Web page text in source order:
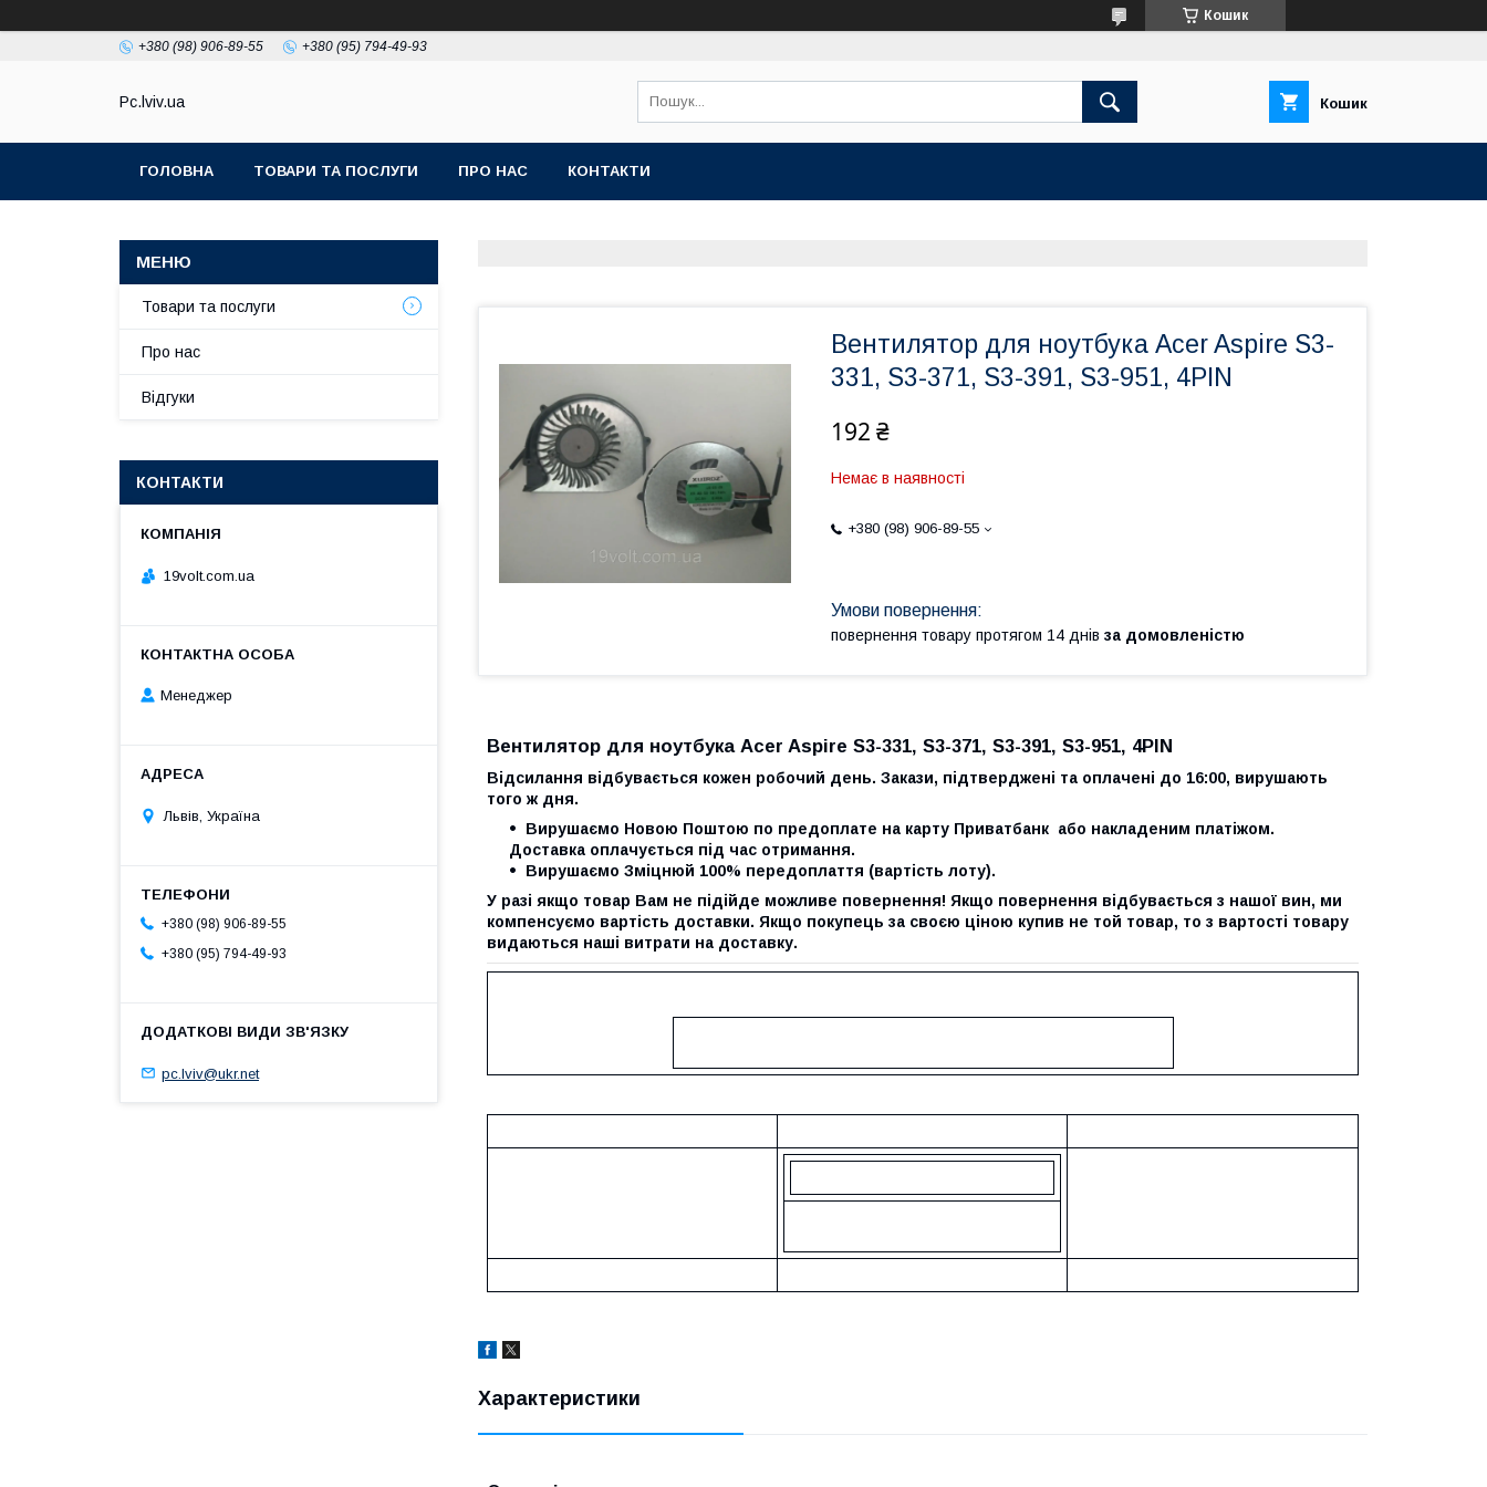
Кошик
+380 (98) 906-89-55 +380 (95) 794-49-93
Pc.lviv.ua Кошик
ГОЛОВНА ТОВАРИ ТА ПОСЛУГИ ПРО НАС КОНТАКТИ
Вентилятор для ноутбука Acer Aspire S3-
331, S3-371, S3-391, S3-951, 4PIN
192 ₴
Немає в наявності
+380 (98) 906-89-55
повернення товару протягом 14 днів за домовленістю
Вентилятор для ноутбука Acer Aspire S3-331, S3-371, S3-391, S3-951, 4PIN
Відсилання відбувається кожен робочий день. Закази, підтверджені та оплачені до 16:00, вирушають
того ж дня.
Вирушаємо Новою Поштою по предоплате на карту Приватбанк або накладеним платіжом.
Доставка оплачується під час отримання.
Вирушаємо Зміцнюй 100% передоплаття (вартість лоту).
У разі якщо товар Вам не підійде можливе повернення! Якщо повернення відбувається з нашої вин, ми
компенсуємо вартість доставки. Якщо покупець за своєю ціною купив не той товар, то з вартості товару
видаються наші витрати на доставку.
Характеристики
Товари та послуги
Про нас
Відгуки
КОНТАКТИ
19volt.com.ua
Менеджер
Львів, Україна
+380 (98) 906-89-55
+380 (95) 794-49-93
pc.lviv@ukr.net